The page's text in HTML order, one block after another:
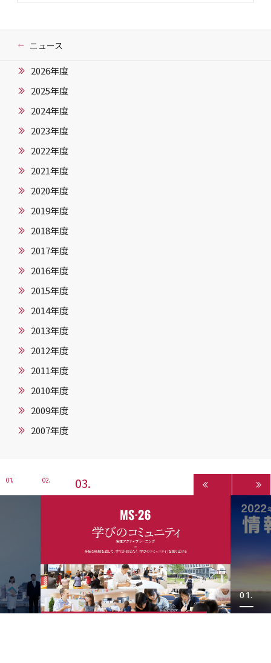
ニュース
2026年度
2025年度
2024年度
2023年度
2022年度
2021年度
2020年度
2019年度
2018年度
2017年度
2016年度
2015年度
2014年度
2013年度
2012年度
2011年度
2010年度
2009年度
2007年度
1 2 3